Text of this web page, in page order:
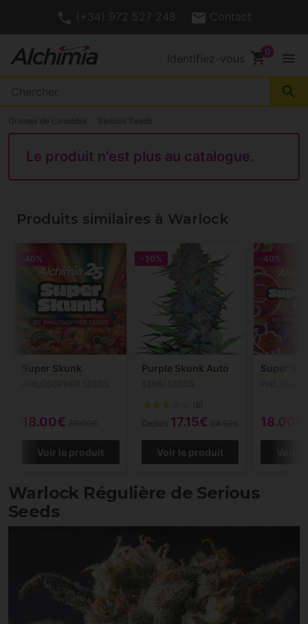
(+34) 972 527 248 Contact
Identifiez-vous shopping_cart menu
search
Graines de cannabis Serious Seeds
Le produit n'est plus au catalogue.
Produits similaires à Warlock
-40%
Super Skunk
18.00€
Voir le produit
-30%
Purple Skunk Auto
(6)
Depuis 17.15€
Voir le produit
-40%
Super
18.00€
Warlock Régulière de Serious
Seeds